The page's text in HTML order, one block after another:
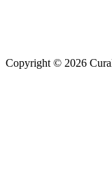
Copyright © 2026